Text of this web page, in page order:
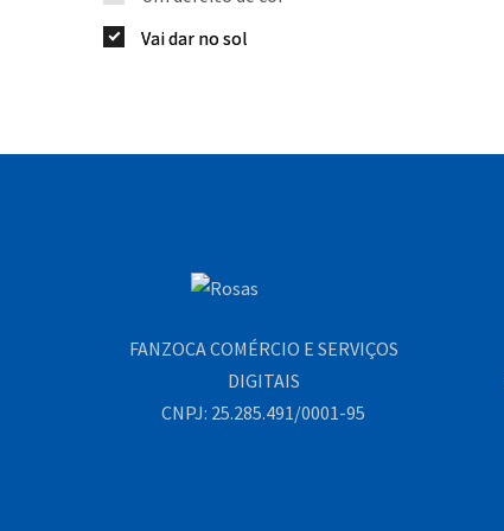
Vai dar no sol
FANZOCA COMÉRCIO E SERVIÇOS
DIGITAIS
CNPJ: 25.285.491/0001-95